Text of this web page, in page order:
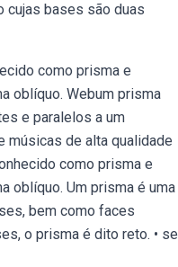
cujas bases são duas
como prisma e
oblíquo. Webum prisma
e paralelos a um
músicas de alta qualidade
como prisma e
oblíquo. Um prisma é uma
bem como faces
o prisma é dito reto. • se